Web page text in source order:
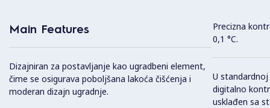
Main Features
Dizajniran za postavljanje kao ugradbeni element,
čime se osigurava poboljšana lakoća čišćenja i
moderan dizajn ugradnje.
Precizna
0,1 °C.
U
digitalno
usklađen sa